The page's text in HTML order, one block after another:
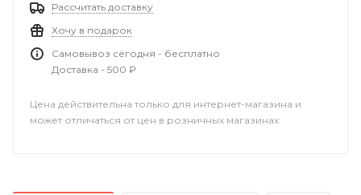
Рассчитать доставку
Хочу в подарок
Самовывоз сегодня - бесплатно
Доставка - 500 ₽
Цена действительна только для интернет-магазина и
может отличаться от цен в розничных магазинах